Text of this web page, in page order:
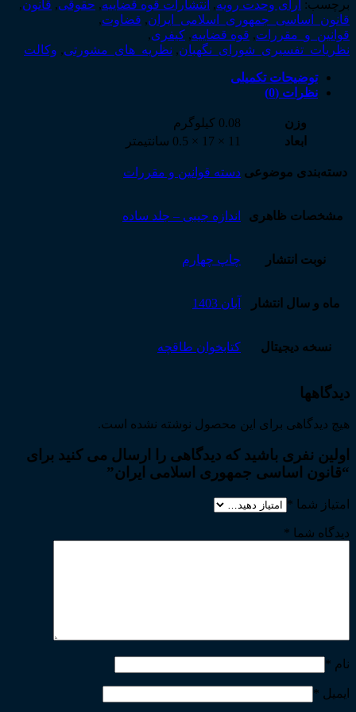
ایران
عدد
برچسب: آرای وحدت رویه, انتشارات قوه قضاییه, حقوقی, قانون,
قانون_اساسی_جمهوری_اسلامی_ایران, قضاوت,
قوانین_و_مقررات, قوه قضاییه, کیفری,
نظریات_تفسیری_شورای_نگهبان, نظریه_های_مشورتی, وکالت
توضیحات تکمیلی
نظرات (0)
وزن
0.08 کیلوگرم
ابعاد
11 × 17 × 0.5 سانتیمتر
دسته‌بندی موضوعی دسته قوانین و مقررات
مشخصات ظاهری اندازه جیبی – جلد ساده
نوبت انتشار چاپ چهارم
ماه و سال انتشار آبان 1403
نسخه دیجیتال کتابخوان طاقچه
دیدگاهها
هیچ دیدگاهی برای این محصول نوشته نشده است.
اولین نفری باشید که دیدگاهی را ارسال می کنید برای
“قانون اساسی جمهوری اسلامی ایران”
امتیاز شما *
دیدگاه شما *
نام *
ایمیل *